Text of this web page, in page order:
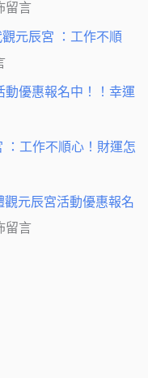
留言
觀元辰宮 ：工作不順
動優惠報名中！！幸運
：工作不順心！財運怎
觀元辰宮活動優惠報名
留言